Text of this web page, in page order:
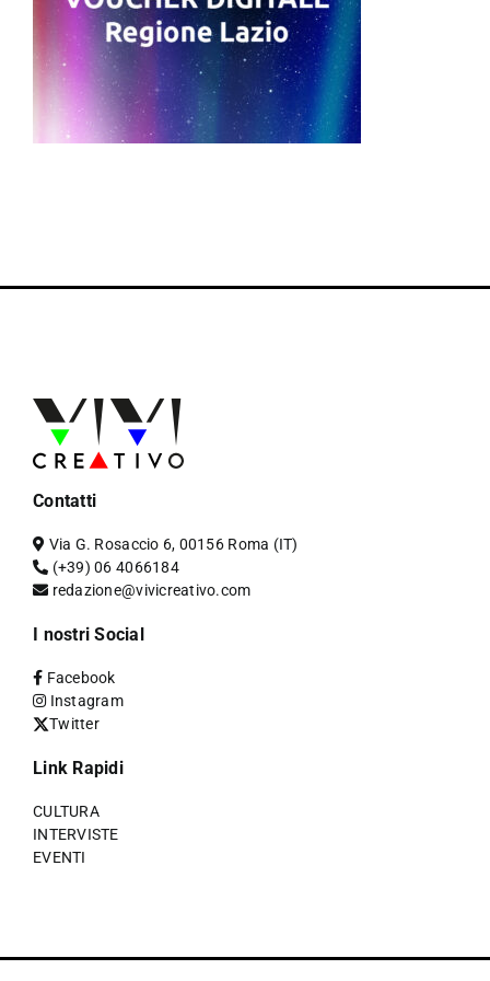
Contatti
Via G. Rosaccio 6, 00156 Roma (IT)
(+39) 06 4066184
redazione@vivicreativo.com
I nostri Social
Facebook
Instagram
Twitter
Link Rapidi
CULTURA
INTERVISTE
EVENTI